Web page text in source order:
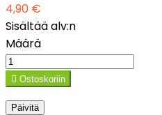
4,90 €
Sisältää alv:n
Määrä
 Ostoskoriin